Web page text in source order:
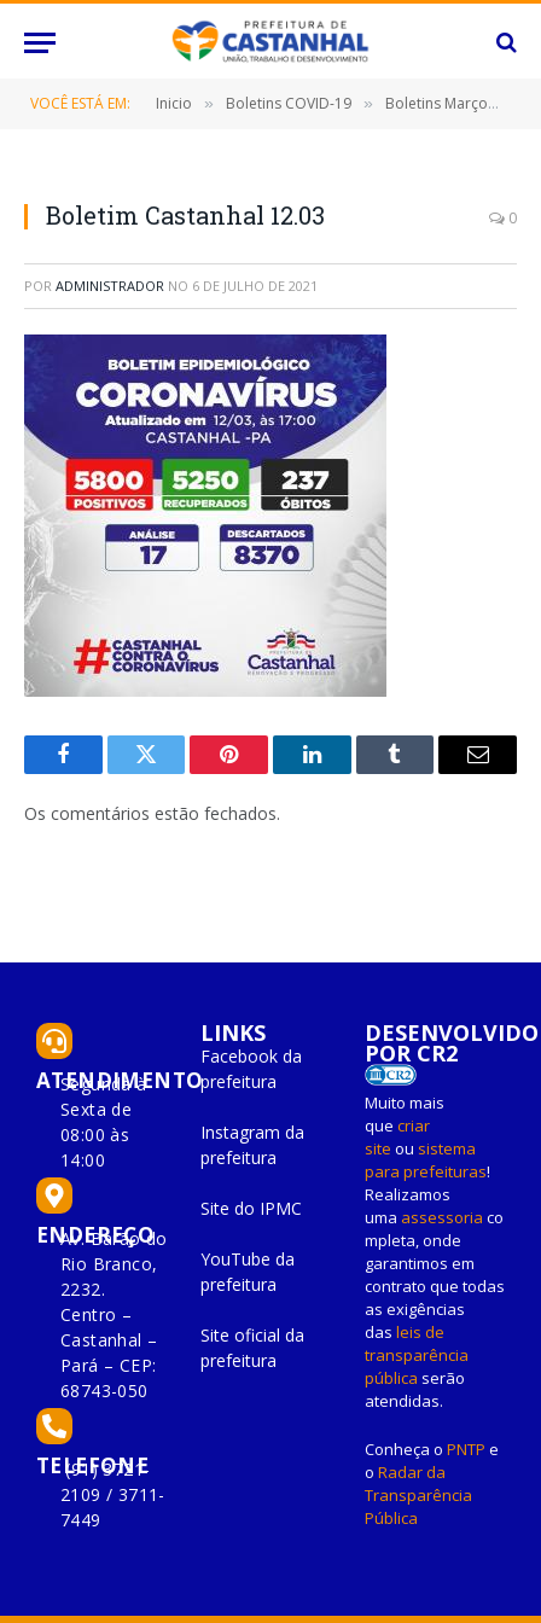
VOCÊ ESTÁ EM: Inicio » Boletins COVID-19 » Boletins Março
Boletim Castanhal 12.03 0
POR ADMINISTRADOR NO 6 DE JULHO DE 2021
FacebookTwitter Pinterest O
Tumblr
E-
Os comentários estão fechados.
ATENDIMENTO
Segunda à
Sexta de
08:00 às
14:00
ENDEREÇO
Av. Barão do
Rio Branco,
2232.
Centro –
Castanhal –
Pará – CEP:
68743-050
TELEFONE
(91) 3721-
2109 / 3711-
7449
LINKS
Facebook da
prefeitura
Instagram da
prefeitura
Site do IPMC
YouTube da
prefeitura
Site oficial da
prefeitura
DESENVOLVIDO
POR CR2
Muito mais
que criar
site ou sistema
para prefeituras!
Realizamos
uma assessoria co
mpleta, onde
garantimos em
contrato que todas
as exigências
das leis de
transparência
pública serão
atendidas.
Conheça o PNTP e
o Radar da
Transparência
Pública